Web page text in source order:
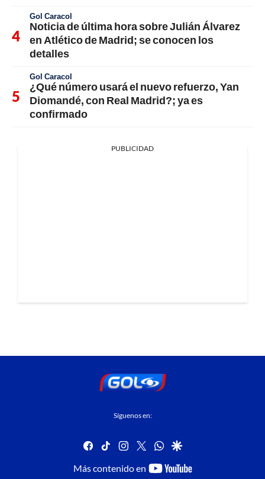
Gol Caracol
Noticia de última hora sobre Julián Álvarez
en Atlético de Madrid; se conocen los
detalles
Gol Caracol
¿Qué número usará el nuevo refuerzo, Yan
Diomandé, con Real Madrid?; ya es
confirmado
PUBLICIDAD
Síguenos en:
facebook
tiktok instagram
twitterwhatsapp
google
Más contenido en
youtube-